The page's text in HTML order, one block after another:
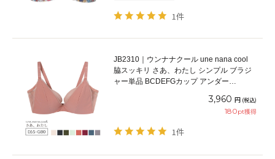
1件
JB2310｜ウンナナクール une nana cool
脇スッキリ さあ、わたし シンプル ブラジ
ャー単品 BCDEFGカップ アンダー
3,960 円 (税込)
180pt獲得
1件